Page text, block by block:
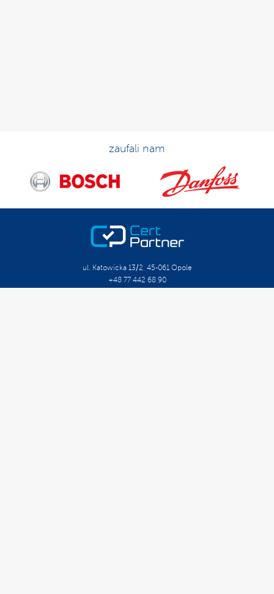
zaufali nam
ul. Katowicka 13/2, 45-061 Opole
+48 77 442 68 90